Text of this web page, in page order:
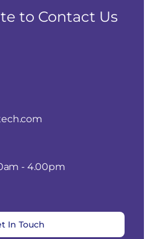
to Contact Us
- 4.00pm